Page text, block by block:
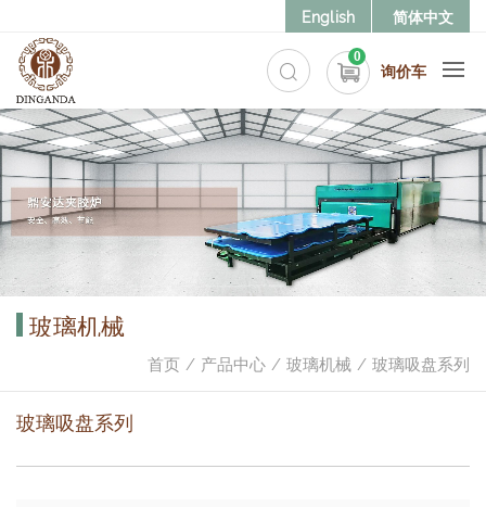
English 简体中文
0
询价车
玻璃机械
首页 产品中心 玻璃机械 玻璃吸盘系列
玻璃吸盘系列